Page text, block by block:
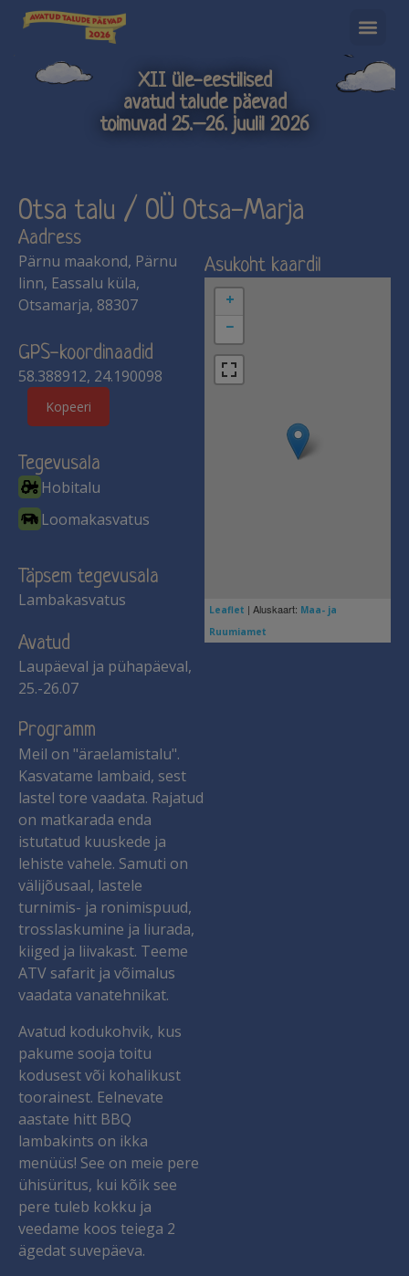
XII üle-eestilised
avatud talude päevad
toimuvad 25.–26. juulil 2026
Otsa talu / OÜ Otsa-Marja
Aadress
Pärnu maakond, Pärnu
linn, Eassalu küla,
Otsamarja, 88307
GPS-koordinaadid
58.388912, 24.190098
Kopeeri
Tegevusala
Hobitalu
Loomakasvatus
Täpsem tegevusala
Lambakasvatus
Avatud
Laupäeval ja pühapäeval,
25.-26.07
Programm
Meil on "äraelamistalu".
Kasvatame lambaid, sest
lastel tore vaadata. Rajatud
on matkarada enda
istutatud kuuskede ja
lehiste vahele. Samuti on
välijõusaal, lastele
turnimis- ja ronimispuud,
trosslaskumine ja liurada,
kiiged ja liivakast. Teeme
ATV safarit ja võimalus
vaadata vanatehnikat.
Avatud kodukohvik, kus
pakume sooja toitu
kodusest või kohalikust
toorainest. Eelnevate
aastate hitt BBQ
lambakints on ikka
menüüs! See on meie pere
ühisüritus, kui kõik see
pere tuleb kokku ja
veedame koos teiega 2
ägedat suvepäeva.
Asukoht kaardil
+
−
Leaflet | Aluskaart: Maa- ja
Ruumiamet